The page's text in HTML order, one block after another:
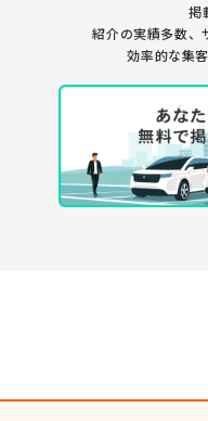
掲
紹介の実績多数、
効率的な集